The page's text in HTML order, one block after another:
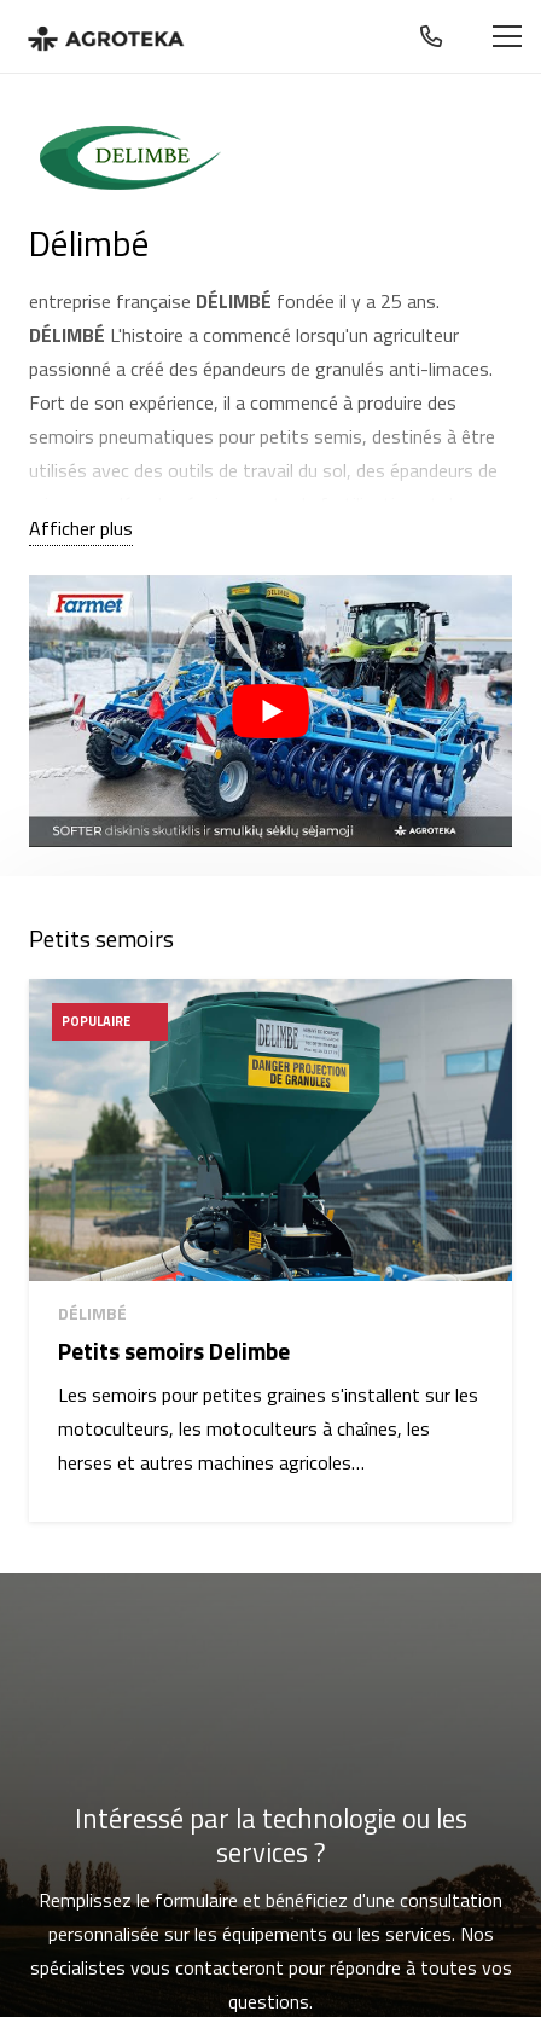
Délimbé
entreprise française DÉLIMBÉ fondée il y a 25 ans.
DÉLIMBÉ L'histoire a commencé lorsqu'un agriculteur
passionné a créé des épandeurs de granulés anti-limaces.
Fort de son expérience, il a commencé à produire des
semoirs pneumatiques pour petits semis, destinés à être
utilisés avec des outils de travail du sol, des épandeurs de
épandeurs de sel.
Fiabilité, efficacité et économie sont les qualités qui
DÉLIMBÉa rendu les petits semoirs célèbres non
seulement en France, mais aussi dans d'autres pays.
DÉLIMBÉLe concept du produit est le respect de
l'environnement et la satisfaction des besoins des
exploitations agricoles.
Afficher plus
Petits semoirs
POPULAIRE
DÉLIMBÉ
Petits semoirs Delimbe
Les semoirs pour petites graines s'installent sur les
motoculteurs, les motoculteurs à chaînes, les
herses et autres machines agricoles…
Intéressé par la technologie ou les
services ?
Remplissez le formulaire et bénéficiez d'une consultation
personnalisée sur les équipements ou les services. Nos
spécialistes vous contacteront pour répondre à toutes vos
questions.